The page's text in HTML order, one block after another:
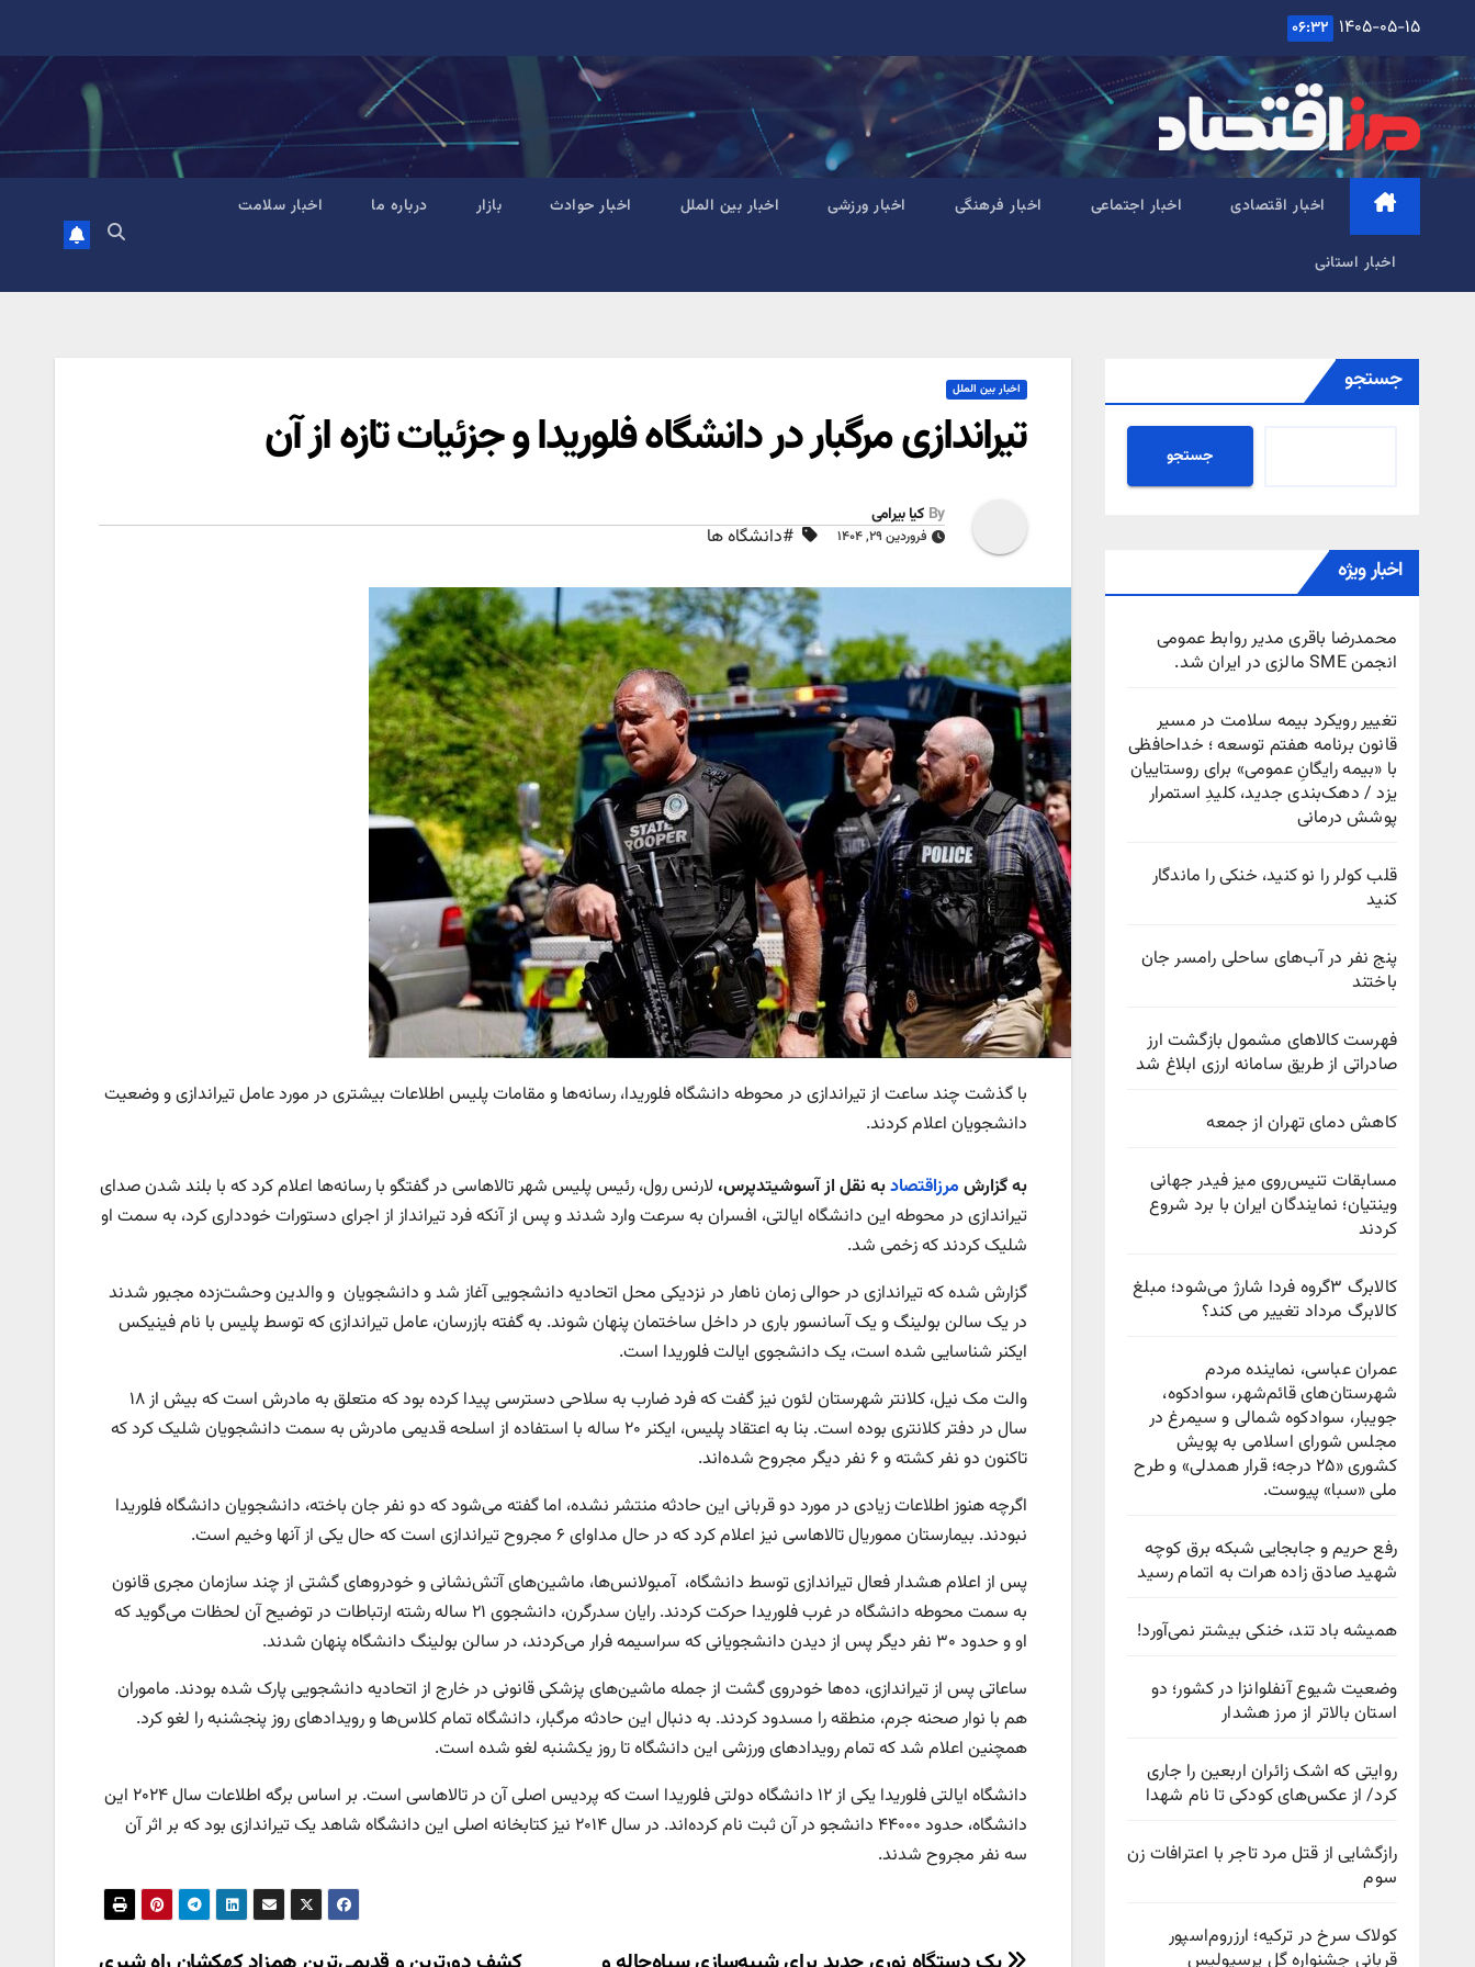
content
۱۴۰۵-۰۵-۱۵ ۰۶:۳۲
اخبار اقتصادی اخبار اجتماعی اخبار فرهنگی اخبار ورزشی اخبار بین الملل اخبار حوادث بازار درباره ما اخبار سلامت
اخبار استانی
جستجو
جستجو
اخبار ویژه
محمدرضا باقری مدیر روابط عمومی
انجمن SME مالزی در ایران شد.
تغییر رویکرد بیمه سلامت در مسیر
قانون برنامه هفتم توسعه ؛ خداحافظی
با «بیمه رایگانِ عمومی» برای روستاییان
یزد / دهک‌بندی جدید، کلیدِ استمرار
پوشش درمانی
قلب کولر را نو کنید، خنکی را ماندگار
کنید
پنج نفر در آب‌های ساحلی رامسر جان
باختند
فهرست کالاهای مشمول بازگشت ارز
صادراتی از طریق سامانه ارزی ابلاغ شد
کاهش دمای تهران از جمعه
مسابقات تنیس‌روی میز فیدر جهانی
وینتیان؛ نمایندگان ایران با برد شروع
کردند
کالابرگ ۳گروه فردا شارژ می‌شود؛ مبلغ
کالابرگ مرداد تغییر می کند؟
عمران عباسی، نماینده مردم
شهرستان‌های قائم‌شهر، سوادكوه،
جویبار، سوادكوه شمالی و سیمرغ در
مجلس شورای اسلامی به پویش
كشوری «۲۵ درجه؛ قرار همدلی» و طرح
ملی «سبا» پیوست.
رفع حریم و جابجایی شبکه برق کوچه
شهید صادق زاده هرات به اتمام رسید
همیشه باد تند، خنکی بیشتر نمی‌آورد!
وضعیت شیوع آنفلوانزا در کشور؛ دو
استان بالاتر از مرز هشدار
روایتی که اشک زائران اربعین را جاری
کرد/ از عکس‌های کودکی تا نام شهدا
رازگشایی از قتل مرد تاجر با اعترافات زن
سوم
کولاک سرخ در ترکیه؛ ارزروم‌اسپور
قربانی جشنواره گل پرسپولیس
اخبار بین الملل
تیراندازی مرگبار در دانشگاه فلوریدا و جزئیات تازه از آن
By کیا بیرامی
فروردین ۲۹, ۱۴۰۴ #دانشگاه ها
با گذشت چند ساعت از تیراندازی در محوطه دانشگاه فلوریدا، رسانه‌ها و مقامات پلیس اطلاعات بیشتری در مورد عامل تیراندازی و وضعیت
دانشجویان اعلام کردند.
به گزارش مرزاقتصادبه نقل از آسوشیتدپرس، لارنس رول، رئیس پلیس شهر تالاهاسی در گفتگو با رسانه‌ها اعلام کرد که با بلند شدن صدای
تیراندازی در محوطه این دانشگاه ایالتی، افسران به سرعت وارد شدند و پس از آنکه فرد تیرانداز از اجرای دستورات خودداری کرد، به سمت او
شلیک کردند که زخمی شد.
گزارش شده که تیراندازی در حوالی زمان ناهار در نزدیکی محل اتحادیه دانشجویی آغاز شد و دانشجویان و والدین وحشت‌زده مجبور شدند
در یک سالن بولینگ و یک آسانسور باری در داخل ساختمان پنهان شوند. به گفته بازرسان، عامل تیراندازی که توسط پلیس با نام فینیکس
ایکنر شناسایی شده است، یک دانشجوی ایالت فلوریدا است.
والت مک نیل، کلانتر شهرستان لئون نیز گفت که فرد ضارب به سلاحی دسترسی پیدا کرده بود که متعلق به مادرش است که بیش از ۱۸
سال در دفتر کلانتری بوده است. بنا به اعتقاد پلیس، ایکنر ۲۰ ساله با استفاده از اسلحه قدیمی مادرش به سمت دانشجویان شلیک کرد که
تاکنون دو نفر کشته و ۶ نفر دیگر مجروح شده‌اند.
اگرچه هنوز اطلاعات زیادی در مورد دو قربانی این حادثه منتشر نشده، اما گفته می‌شود که دو نفر جان باخته، دانشجویان دانشگاه فلوریدا
نبودند. بیمارستان مموریال تالاهاسی نیز اعلام کرد که در حال مداوای ۶ مجروح تیراندازی است که حال یکی از آنها وخیم است.
پس از اعلام هشدار فعال تیراندازی توسط دانشگاه، آمبولانس‌ها، ماشین‌های آتش‌نشانی و خودروهای گشتی از چند سازمان مجری قانون
به سمت محوطه دانشگاه در غرب فلوریدا حرکت کردند. رایان سدرگرن، دانشجوی ۲۱ ساله رشته ارتباطات در توضیح آن لحظات می‌گوید که
او و حدود ۳۰ نفر دیگر پس از دیدن دانشجویانی که سراسیمه فرار می‌کردند، در سالن بولینگ دانشگاه پنهان شدند.
ساعاتی پس از تیراندازی، ده‌ها خودروی گشت از جمله ماشین‌های پزشکی قانونی در خارج از اتحادیه دانشجویی پارک شده بودند. ماموران
هم با نوار صحنه جرم، منطقه را مسدود کردند. به دنبال این حادثه مرگبار، دانشگاه تمام کلاس‌ها و رویدادهای روز پنجشنبه را لغو کرد.
همچنین اعلام شد که تمام رویدادهای ورزشی این دانشگاه تا روز یکشنبه لغو شده است.
دانشگاه ایالتی فلوریدا یکی از ۱۲ دانشگاه دولتی فلوریدا است که پردیس اصلی آن در تالاهاسی است. بر اساس برگه اطلاعات سال ۲۰۲۴ این
دانشگاه، حدود ۴۴۰۰۰ دانشجو در آن ثبت نام کرده‌اند. در سال ۲۰۱۴ نیز کتابخانه اصلی این دانشگاه شاهد یک تیراندازی بود که بر اثر آن
سه نفر مجروح شدند.